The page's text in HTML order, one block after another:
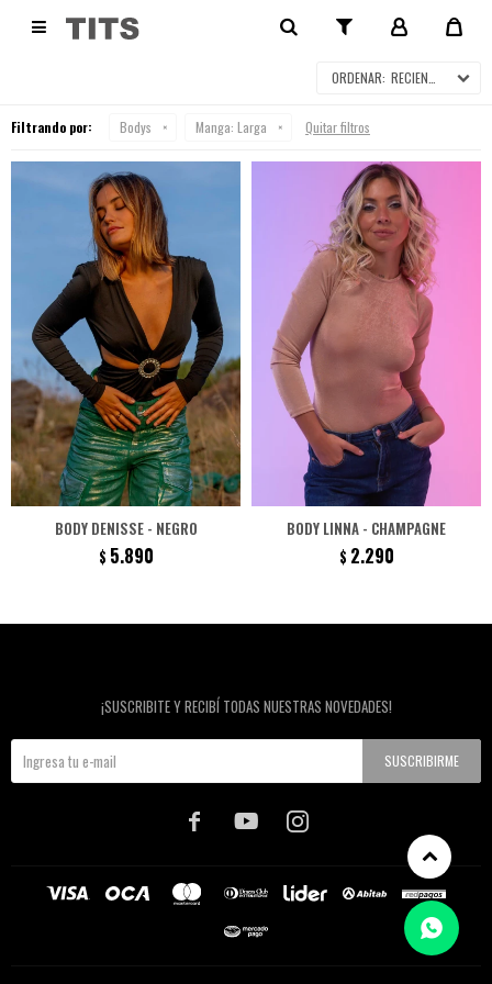
 BODYS
RECIENTES
Filtrando por: Bodys Manga: Larga Quitar filtros
BODY DENISSE - NEGRO
$ 5.890
BODY LINNA - CHAMPAGNE
$ 2.290
¡SUSCRIBITE Y RECIBÍ TODAS NUESTRAS NOVEDADES!
SUSCRIBIRME
  